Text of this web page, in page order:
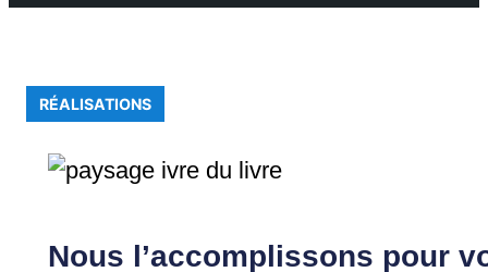
RÉALISATIONS
Nous l’accomplissons pour